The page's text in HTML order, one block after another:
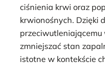
ciśnienia krwi oraz
krwionośnych. Dzięki
przeciwutleniającemu
zmniejszać stan
istotne w kontekście